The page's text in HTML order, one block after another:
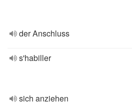
der Anschluss
s'habiller
sich anziehen